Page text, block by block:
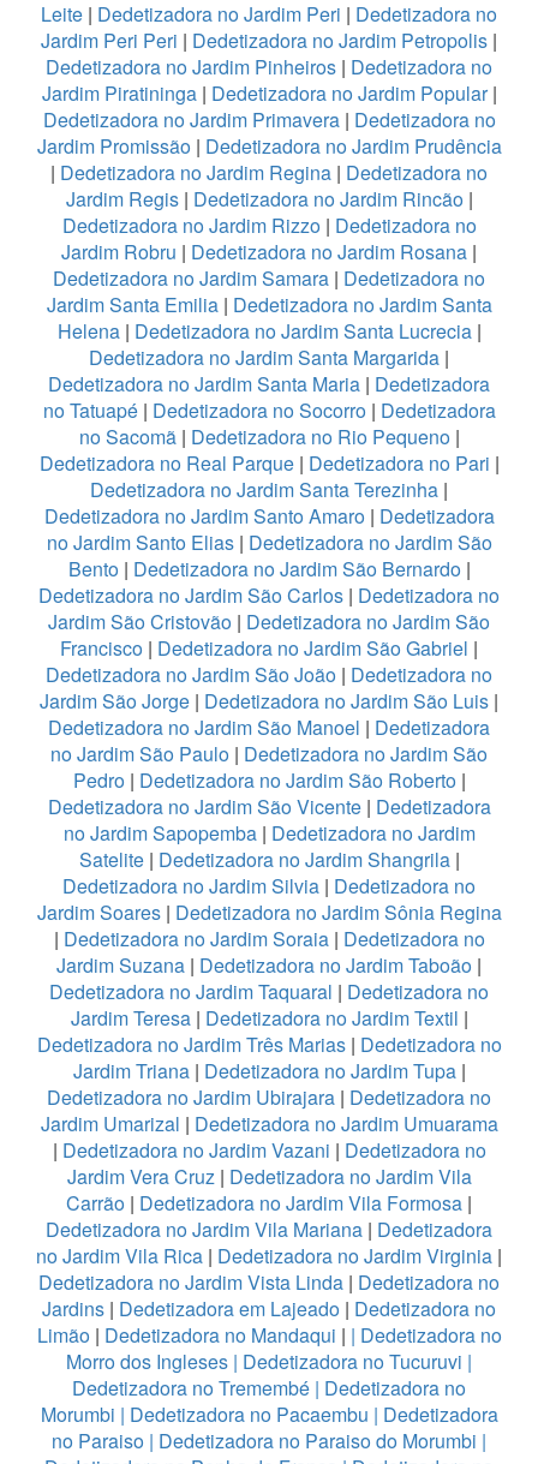
Leite | Dedetizadora no Jardim Peri | Dedetizadora no
Jardim Peri Peri | Dedetizadora no Jardim Petropolis |
Dedetizadora no Jardim Pinheiros | Dedetizadora no
Jardim Piratininga| Dedetizadora no Jardim Popular|
Dedetizadora no Jardim Primavera| Dedetizadora no
Jardim Promissão| Dedetizadora no Jardim Prudência
| Dedetizadora no Jardim Regina | Dedetizadora no
Jardim Regis| Dedetizadora no Jardim Rincão|
Dedetizadora no Jardim Rizzo| Dedetizadora no
Jardim Robru | Dedetizadora no Jardim Rosana |
Dedetizadora no Jardim Samara | Dedetizadora no
Jardim Santa Emilia| Dedetizadora no Jardim Santa
Helena| Dedetizadora no Jardim Santa Lucrecia|
Dedetizadora no Jardim Santa Margarida |
Dedetizadora no Jardim Santa Maria | Dedetizadora
no Tatuapé| Dedetizadora no Socorro| Dedetizadora
no Sacomã| Dedetizadora no Rio Pequeno|
Dedetizadora no Real Parque| Dedetizadora no Pari |
Dedetizadora no Jardim Santa Terezinha |
Dedetizadora no Jardim Santo Amaro| Dedetizadora
no Jardim Santo Elias| Dedetizadora no Jardim São
Bento| Dedetizadora no Jardim São Bernardo|
Dedetizadora no Jardim São Carlos | Dedetizadora no
Jardim São Cristovão | Dedetizadora no Jardim São
Francisco | Dedetizadora no Jardim São Gabriel |
Dedetizadora no Jardim São João | Dedetizadora no
Jardim São Jorge | Dedetizadora no Jardim São Luis |
Dedetizadora no Jardim São Manoel | Dedetizadora
no Jardim São Paulo | Dedetizadora no Jardim São
Pedro| Dedetizadora no Jardim São Roberto|
Dedetizadora no Jardim São Vicente| Dedetizadora
no Jardim Sapopemba| Dedetizadora no Jardim
Satelite| Dedetizadora no Jardim Shangrila|
Dedetizadora no Jardim Silvia | Dedetizadora no
Jardim Soares| Dedetizadora no Jardim Sônia Regina
| Dedetizadora no Jardim Soraia| Dedetizadora no
Jardim Suzana | Dedetizadora no Jardim Taboão |
Dedetizadora no Jardim Taquaral | Dedetizadora no
Jardim Teresa| Dedetizadora no Jardim Textil |
Dedetizadora no Jardim Três Marias| Dedetizadora no
Jardim Triana| Dedetizadora no Jardim Tupa|
Dedetizadora no Jardim Ubirajara | Dedetizadora no
Jardim Umarizal | Dedetizadora no Jardim Umuarama
| Dedetizadora no Jardim Vazani | Dedetizadora no
Jardim Vera Cruz| Dedetizadora no Jardim Vila
Carrão | Dedetizadora no Jardim Vila Formosa |
Dedetizadora no Jardim Vila Mariana | Dedetizadora
no Jardim Vila Rica | Dedetizadora no Jardim Virginia |
Dedetizadora no Jardim Vista Linda | Dedetizadora no
Jardins | Dedetizadora em Lajeado | Dedetizadora no
Limão| Dedetizadora no Mandaqui | | Dedetizadora no
Morro dos Ingleses | Dedetizadora no Tucuruvi |
Dedetizadora no Tremembé | Dedetizadora no
Morumbi | Dedetizadora no Pacaembu | Dedetizadora
no Paraiso | Dedetizadora no Paraiso do Morumbi |